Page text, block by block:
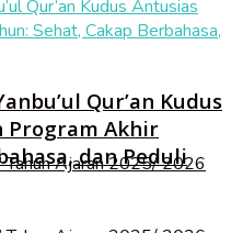
Tahun Ajaran 2025/ 2026
Qur’an Kudus
Program Akhir
dan Peduli